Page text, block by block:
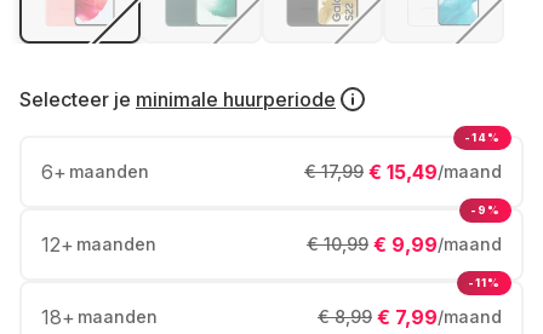
Selecteer je minimale huurperiode
6+ maanden € 15,49/maand
€ 17,99
-14%
12+ maanden € 9,99/maand
€ 10,99
-9%
18+ maanden € 7,99/maand
€ 8,99
-11%